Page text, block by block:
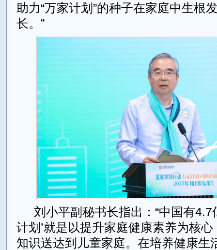
助力“万家计划”的种子在家庭中生根
长。”
刘小平副秘书长指出：“中国有4.7
计划’就是以提升家庭健康素养为核
知识送达到儿童家庭。在培养健康生